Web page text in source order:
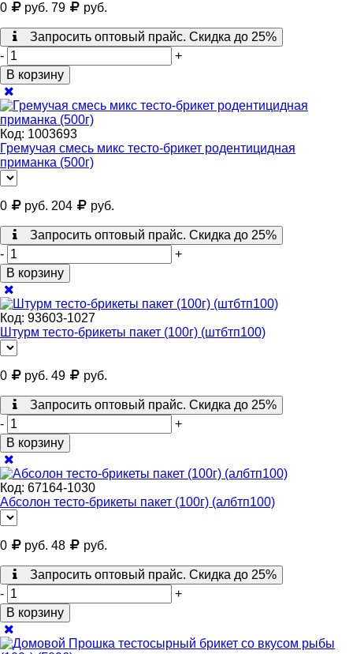
0 руб. 79 руб.
Запросить оптовый прайс. Скидка до 25%
-
+
В корзину
Код: 1003693
Гремучая смесь микс тесто-брикет родентицидная
приманка (500г)
0 руб. 204 руб.
Запросить оптовый прайс. Скидка до 25%
-
+
В корзину
Код: 93603-1027
Штурм тесто-брикеты пакет (100г) (штбтп100)
0 руб. 49 руб.
Запросить оптовый прайс. Скидка до 25%
-
+
В корзину
Код: 67164-1030
Абсолон тесто-брикеты пакет (100г) (албтп100)
0 руб. 48 руб.
Запросить оптовый прайс. Скидка до 25%
-
+
В корзину